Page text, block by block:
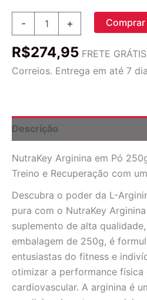
-
Pó
Energia
quantidade
+ Comprar
R$274,95 FRETE
Correios. Entrega em até 7
Descrição
NutraKey Arginina em Pó
Treino e Recuperação com
Descubra o poder da L-
pura com o NutraKey
suplemento de alta
embalagem de 250g, é
entusiastas do fitness e
otimizar a performance física
cardiovascular. A arginina é